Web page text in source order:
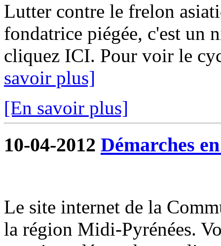
Lutter contre le frelon
fondatrice piégée, c'est un
cliquez ICI. Pour voir le
savoir plus]
[En savoir plus]
10-04-2012 Démarches
Le site internet de la
la région Midi-Pyrénées.